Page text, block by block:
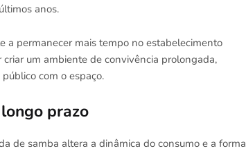
anos.
a permanecer mais tempo no estabelecimento
um ambiente de convivência prolongada,
com o espaço.
prazo
de samba altera a dinâmica do consumo e a forma